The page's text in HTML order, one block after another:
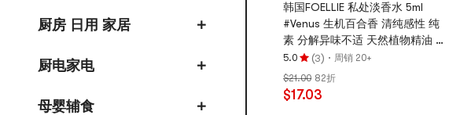
厨房 日用 家居
厨电家电
母婴辅食
韩国FOELLIE 私处淡香水 5ml
#Venus 生机百合香 清纯感性 纯
素 分解异味不适 天然植物精油 还
原体香 持久留香 敏感肌适用
5.0
评
分
5.0
(3) · 周销 20+
$21.00 82折
$17.03